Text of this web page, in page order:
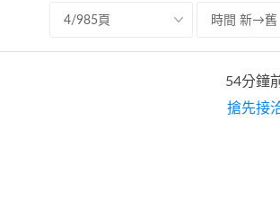
4/985頁 時間 新→舊
54分鐘
搶先接